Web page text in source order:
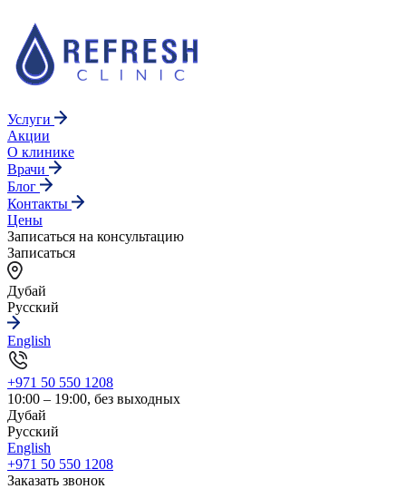
Услуги
Акции
О клинике
Врачи
Блог
Контакты
Цены
Записаться на консультацию
Записаться
Дубай
Русский
English
+971 50 550 1208
10:00 – 19:00, без выходных
Дубай
Русский
English
+971 50 550 1208
Заказать звонок